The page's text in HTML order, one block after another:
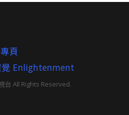
頁
覺 Enlightenment
台 All Rights Reserved.